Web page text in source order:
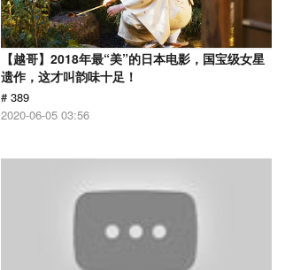
【越哥】2018年最“美”的日本电影，国宝级女星
遗作，这才叫韵味十足！
# 389
2020-06-05 03:56